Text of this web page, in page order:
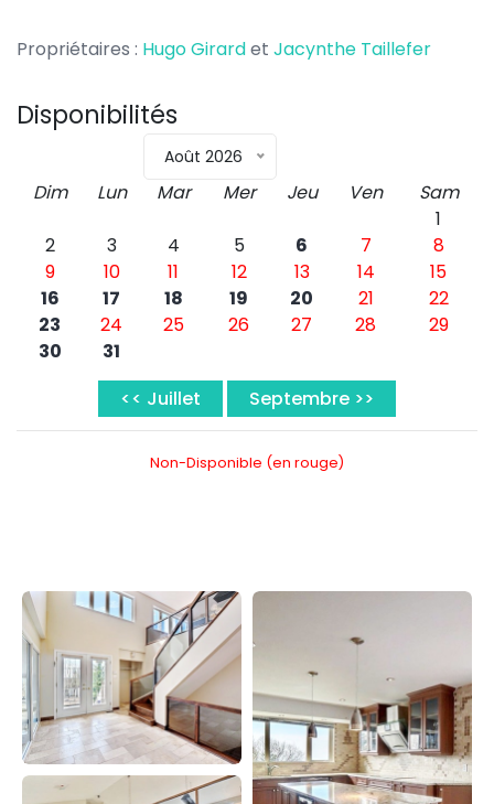
Propriétaires : Hugo Girardet Jacynthe Taillefer
Disponibilités
Août 2026
Dim Lun Mar Mer Jeu Ven
Sam
1
2
3 4 5 6 7
8
9
10 11 12 13 14
15
16
17 18 19 20 21
22
23
24 25 26 27 28
29
30
31
< Juillet
Septembre >
Non-Disponible (en rouge)